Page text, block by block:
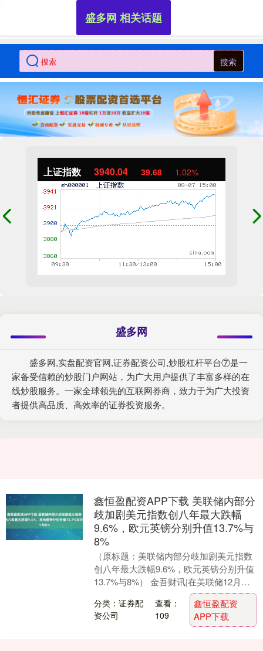
搜索
上证指数 3940.04 39.68 1.02%
盛多网
盛多网,实盘配资官网,证券配资公司,炒股杠杆平台⑦是一
家备受信赖的炒股门户网站，为广大用户提供了丰富多样的在
线炒股服务。一家全球领先的互联网券商，致力于为广大投资
者提供高品质、高效率的证券投资服务。
盛多网 相关话题
鑫恒盈配资APP下载 美联储内部分
歧加剧美元指数创八年最大跌幅
9.6%，欧元英镑分别升值13.7%与
8%
（原标题：美联储内部分歧加剧美元指数
创八年最大跌幅9.6%，欧元英镑分别升值
13.7%与8%） 金吾财讯|在美联储12月会
议纪要公布前夕，美元指数周二持稳于
98....
分类：证券配
资公司
查看：
109
鑫恒盈配资
APP下载